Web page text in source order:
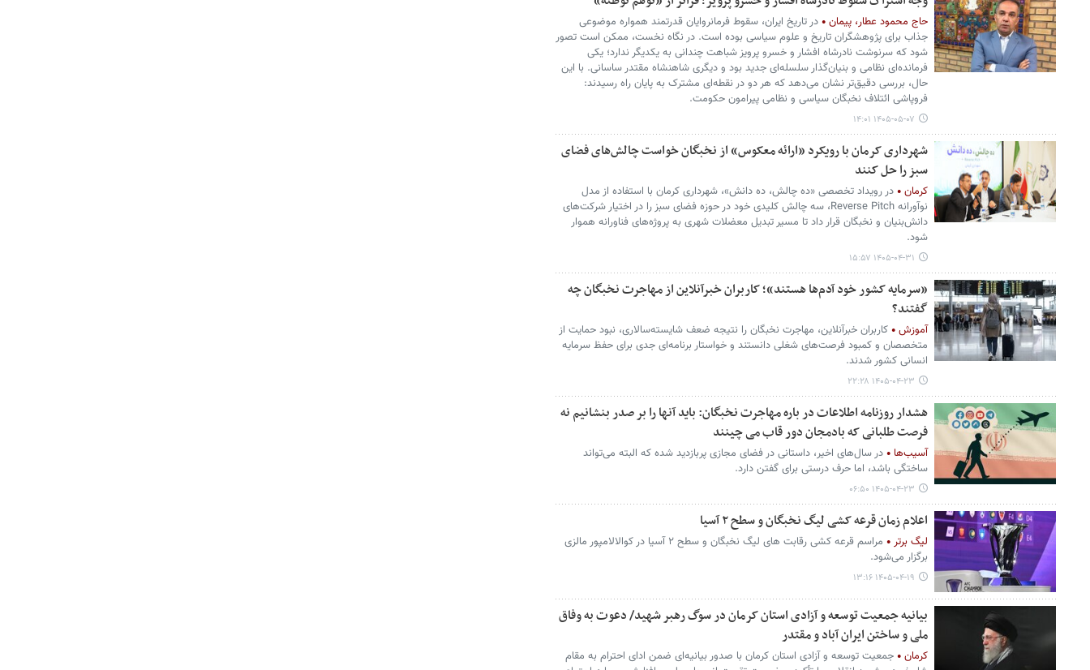
حاج محمود عطار، پیمان
در تاریخ ایران، سقوط فرمانروایان قدرتمند همواره موضوعی
جذاب برای پژوهشگران تاریخ و علوم سیاسی بوده است. در نگاه نخست، ممکن است تصور
شود که سرنوشت نادرشاه افشار و خسرو پرویز شباهت چندانی به یکدیگر ندارد؛ یکی
فرمانده‌ای نظامی و بنیان‌گذار سلسله‌ای جدید بود و دیگری شاهنشاه مقتدر ساسانی. با این
حال، بررسی دقیق‌تر نشان می‌دهد که هر دو در نقطه‌ای مشترک به پایان راه رسیدند:
فروپاشی ائتلاف نخبگان سیاسی و نظامی پیرامون حکومت.
۱۴۰۵-۰۵-۰۷ ۱۴:۰۱
شهرداری کرمان با رویکرد «ارائه معکوس» از نخبگان خواست چالش‌های فضای
سبز را حل کنند
کرمان
در رویداد تخصصی «ده چالش، ده دانش»، شهرداری کرمان با استفاده از مدل
نوآورانه Reverse Pitch، سه چالش کلیدی خود در حوزه فضای سبز را در اختیار شرکت‌های
دانش‌بنیان و نخبگان قرار داد تا مسیر تبدیل معضلات شهری به پروژه‌های فناورانه هموار
شود.
۱۴۰۵-۰۴-۳۱ ۱۵:۵۷
«سرمایه کشور خود آدم‌ها هستند»؛ کاربران خبرآنلاین از مهاجرت نخبگان چه
گفتند؟
آموزش
کاربران خبرآنلاین، مهاجرت نخبگان را نتیجه ضعف شایسته‌سالاری، نبود حمایت از
متخصصان و کمبود فرصت‌های شغلی دانستند و خواستار برنامه‌ای جدی برای حفظ سرمایه
انسانی کشور شدند.
۱۴۰۵-۰۴-۲۳ ۲۲:۲۸
هشدار روزنامه اطلاعات در باره مهاجرت نخبگان: باید آنها را بر صدر بنشانیم نه
فرصت طلبانی که بادمجان دور قاب می چینند
آسیب‌ها
در سال‌های اخیر، داستانی در فضای مجازی پربازدید شده که البته می‌تواند
ساختگی باشد، اما حرف درستی برای گفتن دارد.
۱۴۰۵-۰۴-۲۳ ۰۶:۵۰
اعلام زمان قرعه کشی لیگ نخبگان و سطح ۲ آسیا
لیگ برتر
مراسم قرعه کشی رقابت های لیگ نخبگان و سطح ۲ آسیا در کوالالامپور مالزی
برگزار می‌شود.
۱۴۰۵-۰۴-۱۹ ۱۳:۱۶
بیانیه جمعیت توسعه و آزادی استان کرمان در سوگ رهبر شهید/ دعوت به وفاق
ملی و ساختن ایران آباد و مقتدر
کرمان
جمعیت توسعه و آزادی استان کرمان با صدور بیانیه‌ای ضمن ادای احترام به مقام